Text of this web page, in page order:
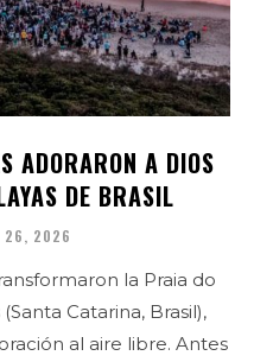
ADORARON A DIOS
DE BRASIL
26, 2026
la Praia do
Catarina, Brasil),
al aire libre. Antes